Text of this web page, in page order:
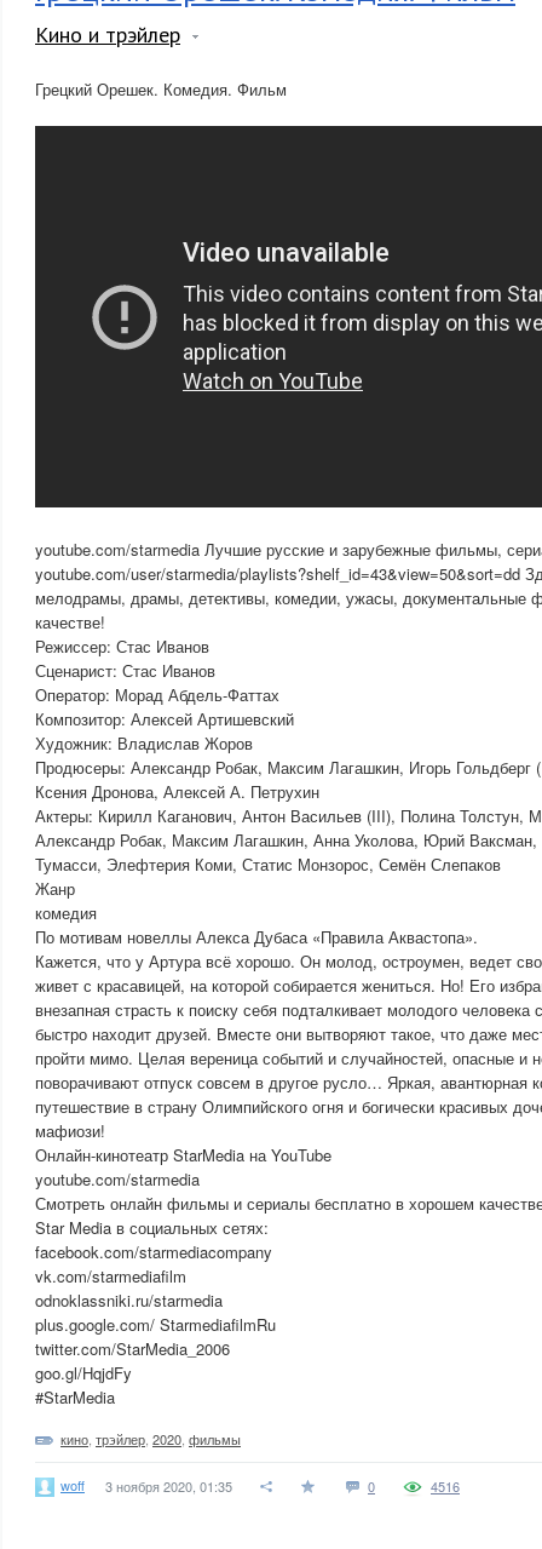
Кино и трэйлер
Грецкий Орешек. Комедия. Фильм
youtube.com/starmedia Лучшие русские и зарубежные фильмы,
youtube.com/user/starmedia/playlists?shelf_id=43&view=50&sort=dd
мелодрамы, драмы, детективы, комедии, ужасы, документальные
качестве!
Режиссер: Стас Иванов
Сценарист: Стас Иванов
Оператор: Морад Абдель-Фаттах
Композитор: Алексей Артишевский
Художник: Владислав Жоров
Продюсеры: Александр Робак, Максим Лагашкин, Игорь Гольдберг
Ксения Дронова, Алексей А. Петрухин
Актеры: Кирилл Каганович, Антон Васильев (III), Полина Толстун,
Александр Робак, Максим Лагашкин, Анна Уколова, Юрий
Тумасси, Элефтерия Коми, Статис Монзорос, Семён Слепаков
Жанр
комедия
По мотивам новеллы Алекса Дубаса «Правила Аквастопа».
Кажется, что у Артура всё хорошо. Он молод, остроумен, ведет
живет с красавицей, на которой собирается жениться. Но! Его
внезапная страсть к поиску себя подталкивает молодого
быстро находит друзей. Вместе они вытворяют такое, что даже
пройти мимо. Целая вереница событий и случайностей, опасные и
поворачивают отпуск совсем в другое русло… Яркая, авантюрная
путешествие в страну Олимпийского огня и богически красивых
мафиози!
Онлайн-кинотеатр StarMedia на YouTube
youtube.com/starmedia
Смотреть онлайн фильмы и сериалы бесплатно в хорошем
Star Media в социальных сетях:
facebook.com/starmediacompany
vk.com/starmediafilm
odnoklassniki.ru/starmedia
plus.google.com/ StarmediafilmRu
twitter.com/StarMedia_2006
goo.gl/HqjdFy
#StarMedia
кино трэйлер 2020 фильмы
woff 3 ноября 2020, 01:35 0 4516